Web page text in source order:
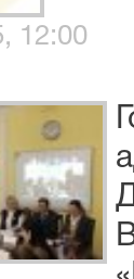
12:00